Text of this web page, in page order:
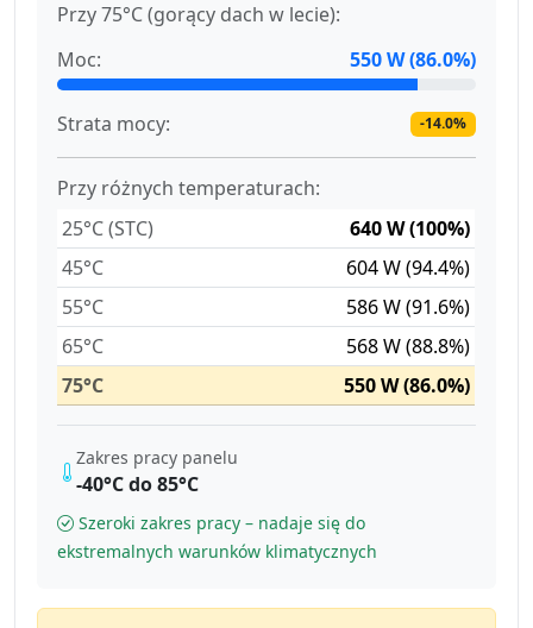
Przy 75°C (gorący dach w lecie):
Moc:
550 W (86.0%)
Strata mocy: -14.0%
Przy różnych temperaturach:
25°C (STC)
640 W (100%)
45°C
604 W (94.4%)
55°C
586 W (91.6%)
65°C
568 W (88.8%)
75°C
550 W (86.0%)
Zakres pracy panelu
-40°C do 85°C
Szeroki zakres pracy – nadaje się do
ekstremalnych warunków klimatycznych